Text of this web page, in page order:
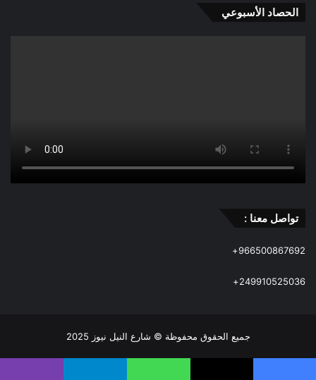
الحصاد الأسبوعي
تواصل معنا :
966500867692+
249910525036+
جميع الحقوق محفوظة © شارع النيل نيوز 2025